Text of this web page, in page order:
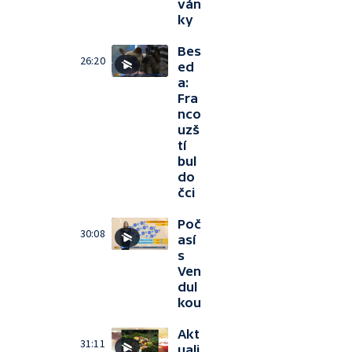
ván
ky
26:20
Bes
ed
a:
Fra
nco
uzš
tí
bul
do
čci
30:08
Poč
así
s
Ven
dul
kou
31:11
Akt